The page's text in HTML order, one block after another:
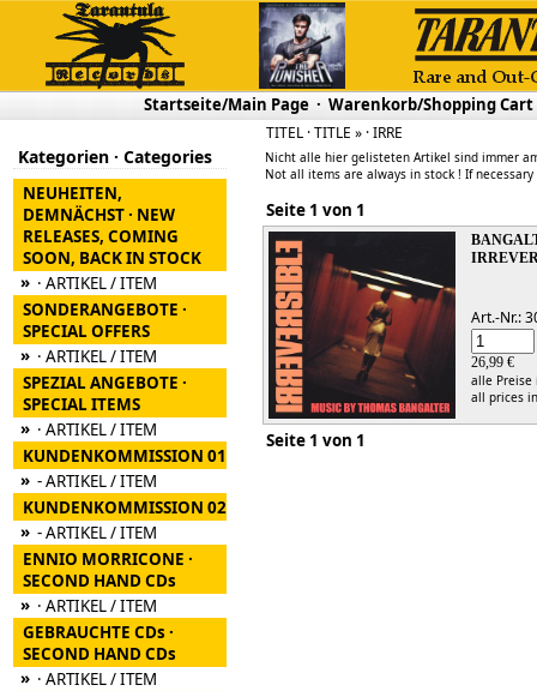
Startseite/Main Page · Warenkorb/Shopping Cart
Kategorien · Categories
NEUHEITEN,
DEMNÄCHST · NEW
RELEASES, COMING
SOON, BACK IN STOCK
» · ARTIKEL / ITEM
SONDERANGEBOTE ·
SPECIAL OFFERS
» · ARTIKEL / ITEM
SPEZIAL ANGEBOTE ·
SPECIAL ITEMS
» · ARTIKEL / ITEM
KUNDENKOMMISSION 01
» - ARTIKEL / ITEM
KUNDENKOMMISSION 02
» - ARTIKEL / ITEM
ENNIO MORRICONE ·
SECOND HAND CDs
» · ARTIKEL / ITEM
GEBRAUCHTE CDs ·
SECOND HAND CDs
» · ARTIKEL / ITEM
TITEL · TITLE » · IRRE
Nicht alle hier gelisteten Artikel sind immer
Not all items are always in stock ! If
Seite 1 von 1
Art.-Nr.:
26,99 €
alle
all prices
Seite 1 von 1